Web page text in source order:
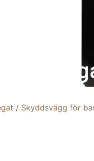
/ Skyddsvägg för